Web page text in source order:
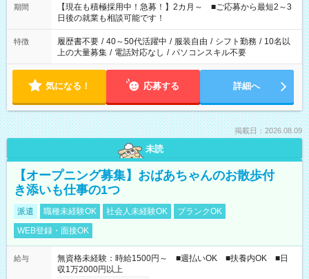
たくない」 など、ご希望を教えてくださいね。 ※Wワーク希望
の方へ 今ご覧のお仕事で希望する勤務時間と、もう1つのお仕事
の勤務時間。 合計で週40時間を超える場合は応募できません。
期間
【現在も積極採用中！急募！】2カ月～ ■ご応募から最短2～3
日後の就業も相談可能です！
特徴 履歴書不要 / 40～50代活躍中 / 服装自由 / シフト勤務 / 10名以
上の大量募集 / 電話対応なし / パソコンスキル不要
気になる！ 応募する 詳細へ
掲載日：2026.08.09
未読
【オープニング募集】おばあちゃんのお散歩付
き添いも仕事の1つ
派遣 職種未経験OK 社会人未経験OK
ブランクOK
WEB登録・面接OK
給与
無資格未経験：時給1500円～ ■週払いOK ■扶養内OK ■日
収1万2000円以上